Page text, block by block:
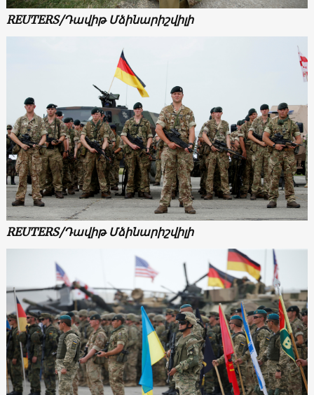
REUTERS/Դավիթ Մձինարիշվիլի
REUTERS/Դավիթ Մձինարիշվիլի